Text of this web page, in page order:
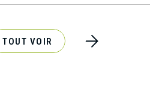
TOUT VOIR